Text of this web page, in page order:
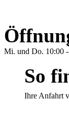
Mi. und Do. 10:00
So
Ihre Anfahrt